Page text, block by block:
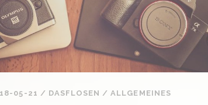
05-21 / DASFLOSEN /ALLGEMEINES